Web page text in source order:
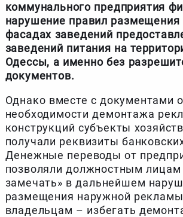
коммунального предприятия
нарушение правил
фасадах заведений
заведений питания на
Одессы, а именно без
документов.
Однако вместе с документами о
необходимости демонтажа
конструкций субъекты
получали реквизиты
Денежные переводы от
позволяли должностным лицам
замечать» в дальнейшем
размещения наружной
владельцам – избегать